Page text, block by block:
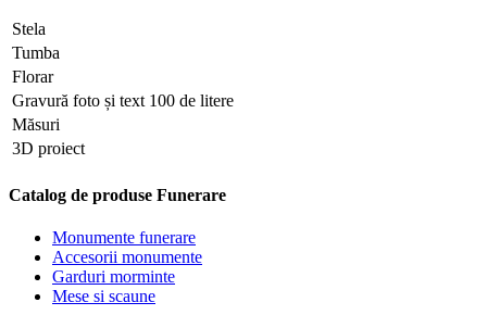
Stela
Tumba
Florar
Gravură foto și text 100 de litere
Măsuri
3D proiect
Catalog de produse Funerare
Monumente funerare
Accesorii monumente
Garduri morminte
Mese si scaune